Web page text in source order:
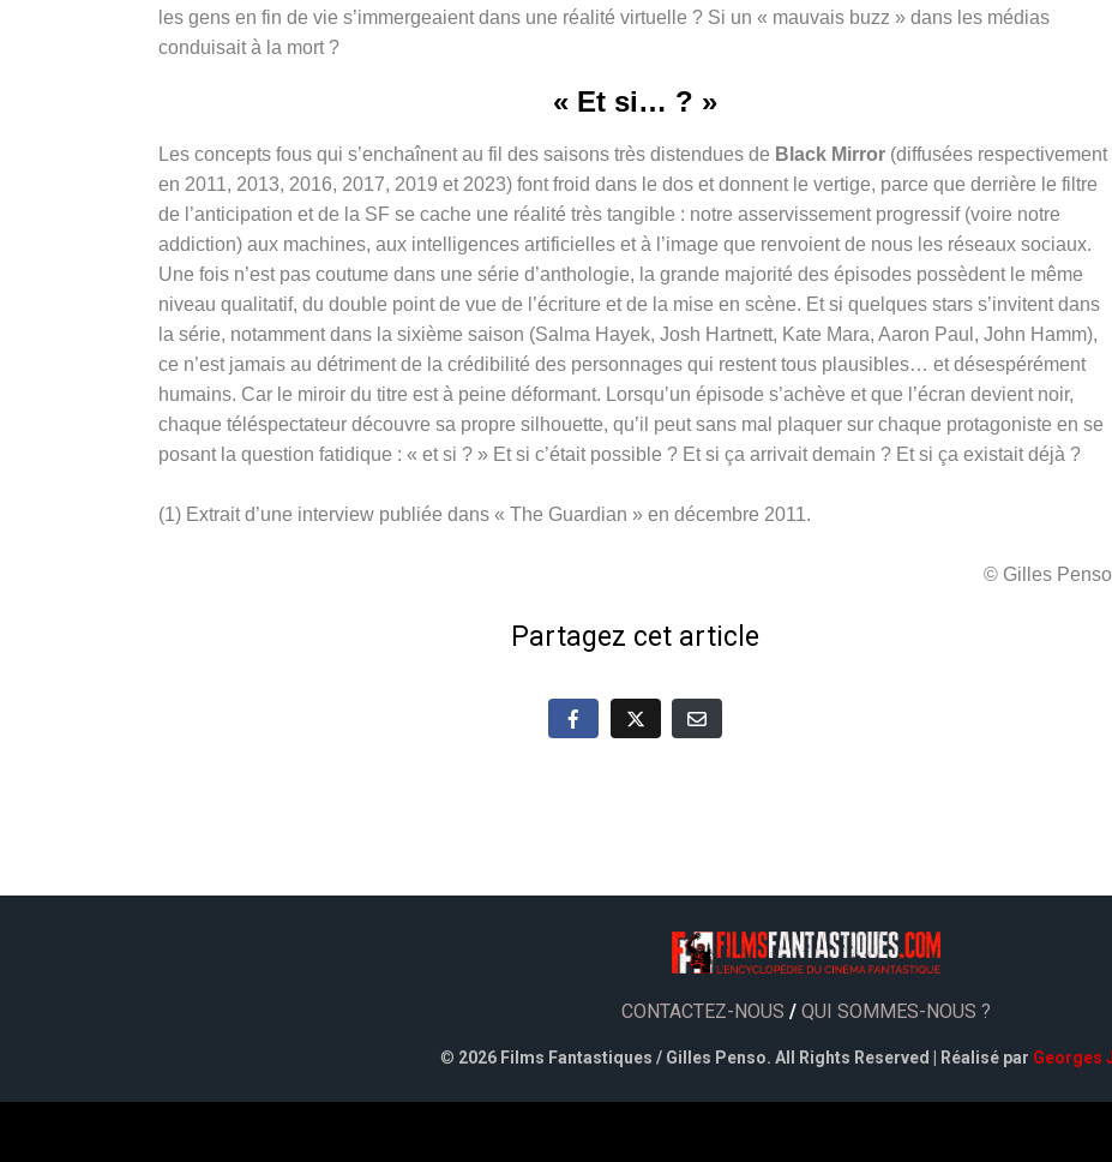
les gens en fin de vie s’immergeaient dans une réalité virtuelle ? Si un « mauvais buzz » dans les médias
conduisait à la mort ?
« Et si… ? »
Les concepts fous qui s’enchaînent au fil des saisons très distendues de Black Mirror (diffusées respectivement
en 2011, 2013, 2016, 2017, 2019 et 2023) font froid dans le dos et donnent le vertige, parce que derrière le filtre
de l’anticipation et de la SF se cache une réalité très tangible : notre asservissement progressif (voire notre
addiction) aux machines, aux intelligences artificielles et à l’image que renvoient de nous les réseaux sociaux.
Une fois n’est pas coutume dans une série d’anthologie, la grande majorité des épisodes possèdent le même
niveau qualitatif, du double point de vue de l’écriture et de la mise en scène. Et si quelques stars s’invitent dans
la série, notamment dans la sixième saison (Salma Hayek, Josh Hartnett, Kate Mara, Aaron Paul, John Hamm),
ce n’est jamais au détriment de la crédibilité des personnages qui restent tous plausibles… et désespérément
humains. Car le miroir du titre est à peine déformant. Lorsqu’un épisode s’achève et que l’écran devient noir,
chaque téléspectateur découvre sa propre silhouette, qu’il peut sans mal plaquer sur chaque protagoniste en se
posant la question fatidique : « et si ? » Et si c’était possible ? Et si ça arrivait demain ? Et si ça existait déjà ?
(1) Extrait d’une interview publiée dans « The Guardian » en décembre 2011.
© Gilles Penso
Partagez cet article
CONTACTEZ-NOUS / QUI SOMMES-NOUS ?
© 2026 Films Fantastiques / Gilles Penso. All Rights Reserved | Réalisé par Georges